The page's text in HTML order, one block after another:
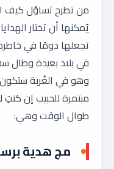
من تطرح تساؤل كيف
يُمكنها أن تختار
تجعلها دومًا في
في بلاد بعيدة وطال
وهو في الغُربة
مبتمرة للحبيب إن كنتِ
طوال الوقت وهي:
مج هدية